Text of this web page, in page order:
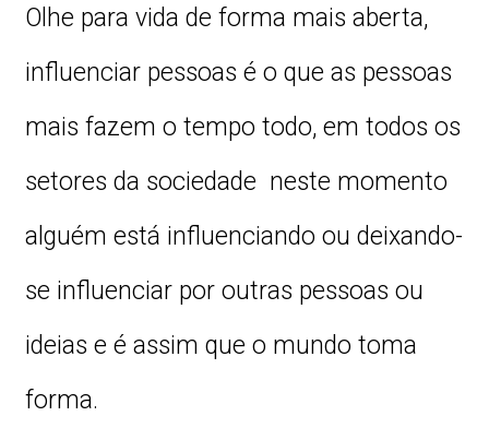
Olhe para vida de forma mais aberta,
influenciar pessoas é o que as pessoas
mais fazem o tempo todo, em todos os
setores da sociedade neste momento
alguém está influenciando ou deixando-
se influenciar por outras pessoas ou
ideias e é assim que o mundo toma
forma.